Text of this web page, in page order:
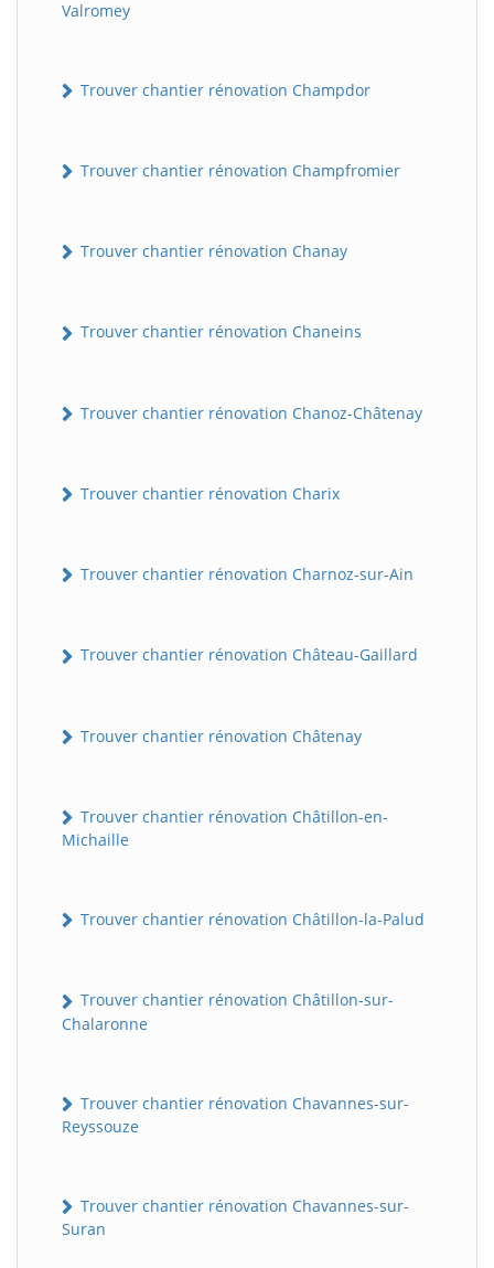
Valromey
Trouver chantier rénovation Champdor
Trouver chantier rénovation Champfromier
Trouver chantier rénovation Chanay
Trouver chantier rénovation Chaneins
Trouver chantier rénovation Chanoz-Châtenay
Trouver chantier rénovation Charix
Trouver chantier rénovation Charnoz-sur-Ain
Trouver chantier rénovation Château-Gaillard
Trouver chantier rénovation Châtenay
Trouver chantier rénovation Châtillon-en-
Michaille
Trouver chantier rénovation Châtillon-la-Palud
Trouver chantier rénovation Châtillon-sur-
Chalaronne
Trouver chantier rénovation Chavannes-sur-
Reyssouze
Trouver chantier rénovation Chavannes-sur-
Suran